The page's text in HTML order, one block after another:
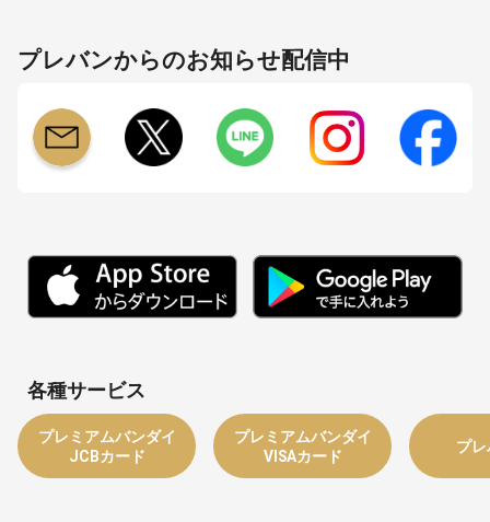
プレバンからのお知らせ配信中
各種サービス
プレミアムバンダイ
JCBカード
プレミアムバンダイ
VISAカード
プ